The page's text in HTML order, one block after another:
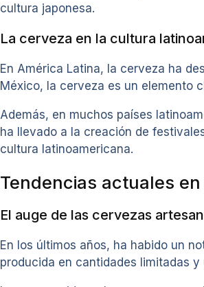
cultura japonesa.
La cerveza en la cultura
En América Latina, la cerveza ha
México, la cerveza es un elemento
Además, en muchos países
ha llevado a la creación de
cultura latinoamericana.
Tendencias actuales
El auge de las cervezas
En los últimos años, ha habido un
producida en cantidades limitadas